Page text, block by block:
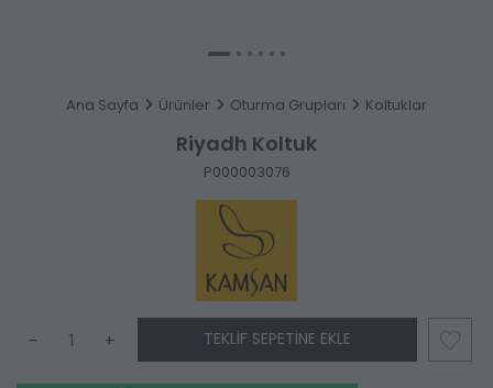
Ana Sayfa Ürünler Oturma Grupları Koltuklar
Riyadh Koltuk
P000003076
- + TEKLIF SEPETINE EKLE